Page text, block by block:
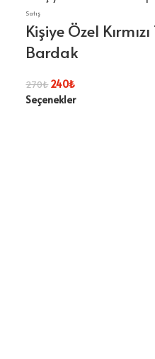
Satış
Kişiye Özel
Bardak
270₺240₺
Seçenekler